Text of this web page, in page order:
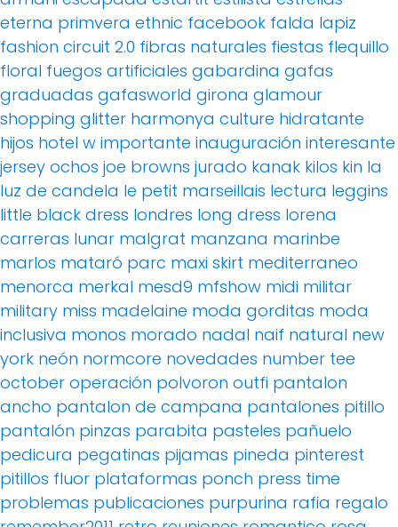
eterna primvera ethnic facebook falda lapiz
fashion circuit 2.0 fibras naturales fiestas flequillo
floral fuegos artificiales gabardina gafas
graduadas gafasworld girona glamour
shopping glitter harmonya culture hidratante
hijos hotel w importante inauguración interesante
jersey ochos joe browns jurado kanak kilos kin la
luz de candela le petit marseillais lectura leggins
little black dress londres long dress lorena
carreras lunar malgrat manzana marinbe
marlos mataró parc maxi skirt mediterraneo
menorca merkal mesd9 mfshow midi militar
military miss madelaine moda gorditas moda
inclusiva monos morado nadal naif natural new
york neón normcore novedades number tee
october operación polvoron outfi pantalon
ancho pantalon de campana pantalones pitillo
pantalón pinzas parabita pasteles pañuelo
pedicura pegatinas pijamas pineda pinterest
pitillos fluor plataformas ponch press time
problemas publicaciones purpurina rafia regalo